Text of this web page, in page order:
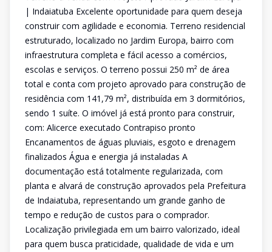
| Indaiatuba Excelente oportunidade para quem deseja
construir com agilidade e economia. Terreno residencial
estruturado, localizado no Jardim Europa, bairro com
infraestrutura completa e fácil acesso a comércios,
escolas e serviços. O terreno possui 250 m² de área
total e conta com projeto aprovado para construção de
residência com 141,79 m², distribuída em 3 dormitórios,
sendo 1 suíte. O imóvel já está pronto para construir,
com: Alicerce executado Contrapiso pronto
Encanamentos de águas pluviais, esgoto e drenagem
finalizados Água e energia já instaladas A
documentação está totalmente regularizada, com
planta e alvará de construção aprovados pela Prefeitura
de Indaiatuba, representando um grande ganho de
tempo e redução de custos para o comprador.
Localização privilegiada em um bairro valorizado, ideal
para quem busca praticidade, qualidade de vida e um